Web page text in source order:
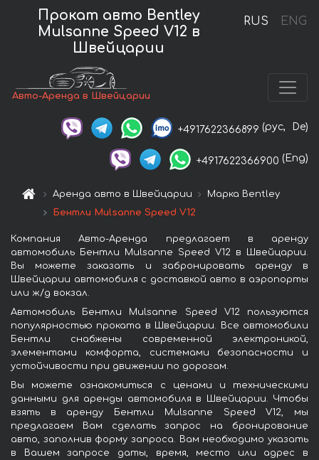
RUS ENG
Прокат авто Bentley
Mulsanne Speed V12 в
Швейцарии
Авто-Аренда в Швейцарии
+4917622366899 (рус, De)
+4917622366900 (Eng)
Аренда авто в Швейцарии
Марка Bentley
Бентли Mulsanne Speed V12
Компания Авто-Аренда предлагает в аренду
автомобиль Бентли Mulsanne Speed V12 в Швейцарии.
Вы можете заказать и забронировать аренду в
Швейцарии автомобиля с доставкой авто в аэропорты
или ж/д вокзал.
Автомобиль Бентли Mulsanne Speed V12 пользуются
популярностью проката в Швейцарии. Все автомобили
Бентли снабжены современной электроникой,
элементами комфорта, системами безопасности и
устойчивости при движении по дорогам.
Вы можете ознакомиться с ценами и техническими
данными для аренды автомобиля в Швейцарии. Чтобы
взять в аренду Бентли Mulsanne Speed V12, мы
предлагаем Вам сделать запрос на бронирование
авто, заполнив форму запроса. Вам необходимо указать
в Вашем запросе даты, время, место или адрес в